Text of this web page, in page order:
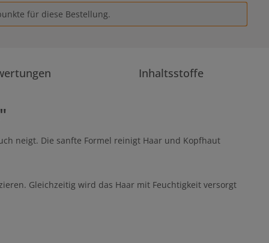
für diese Bestellung.
Inhaltsstoffe
neigt. Die sanfte Formel reinigt Haar und Kopfhaut
Gleichzeitig wird das Haar mit Feuchtigkeit versorgt